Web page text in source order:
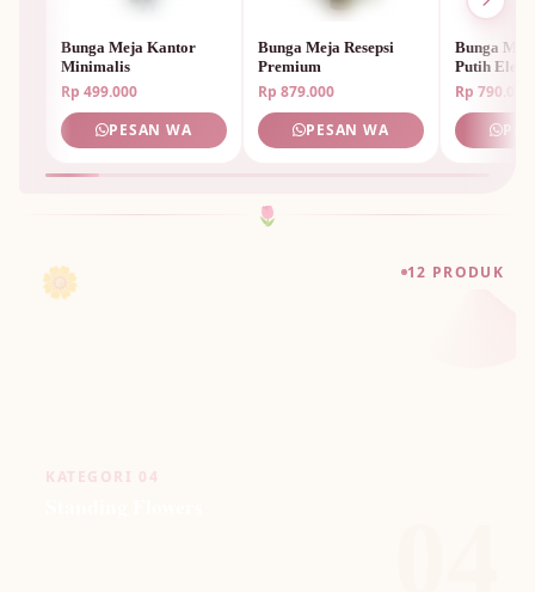
🌷
Bunga Meja Kantor
Minimalis
Rp 499.000
PESAN WA
Bunga Meja Resepsi
Premium
Rp 879.000
PESAN WA
Bunga
Putih
Rp 790.000
🌷
12 PRODUK
🌼
KATEGORI 04